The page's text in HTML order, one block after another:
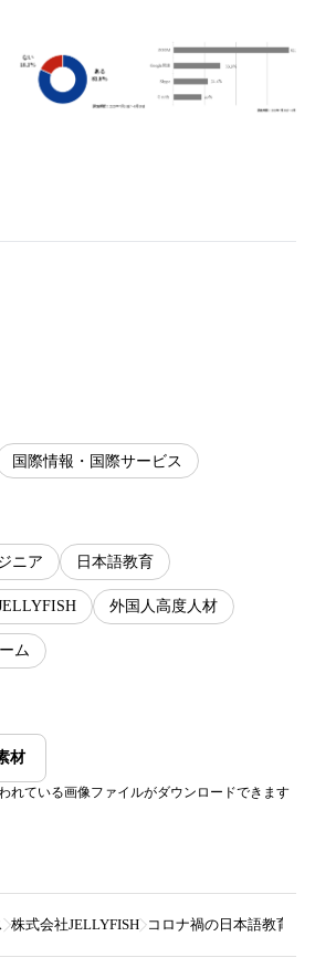
国際情報・国際サービス
ニア 日本語教育
外国人高度人材
ム
材
れている画像ファイルがダウンロードできます
株式会社JELLYFISH コロナ禍の日本語教育機